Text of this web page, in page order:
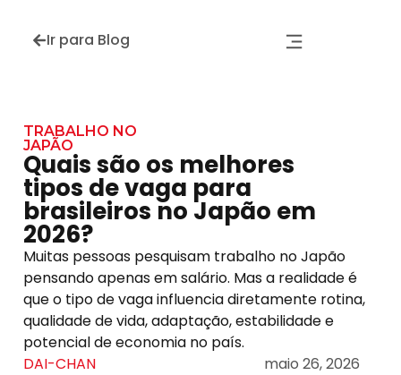
Ir para Blog
TRABALHO NO
JAPÃO
Quais são os melhores
tipos de vaga para
brasileiros no Japão em
2026?
Muitas pessoas pesquisam trabalho no Japão
pensando apenas em salário. Mas a realidade é
que o tipo de vaga influencia diretamente rotina,
qualidade de vida, adaptação, estabilidade e
potencial de economia no país.
DAI-CHAN
maio 26, 2026